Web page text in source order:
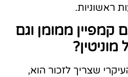
ראשוניות.
ממומן וגם
מוניטין?
שצריך לזכור הוא,